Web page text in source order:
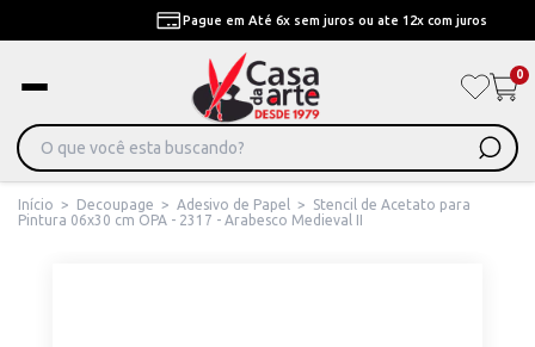
Pague em Até 6x sem juros ou ate 12x com juros
0
Início > Decoupage > Adesivo de Papel >
Stencil de Acetato para
Pintura 06x30 cm OPA - 2317 - Arabesco Medieval II